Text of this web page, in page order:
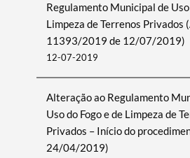
Regulamento Municipal de Uso
Limpeza de Terrenos Privados
11393/2019 de 12/07/2019)
12-07-2019
Alteração ao Regulamento
Uso do Fogo e de Limpeza de
Privados – Início do
24/04/2019)